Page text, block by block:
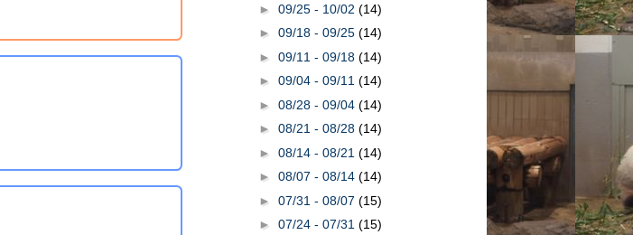
► 09/25 - 10/02 (14)
► 09/18 - 09/25 (14)
► 09/11 - 09/18 (14)
► 09/04 - 09/11 (14)
► 08/28 - 09/04 (14)
► 08/21 - 08/28 (14)
► 08/14 - 08/21 (14)
► 08/07 - 08/14 (14)
► 07/31 - 08/07 (15)
► 07/24 - 07/31 (15)